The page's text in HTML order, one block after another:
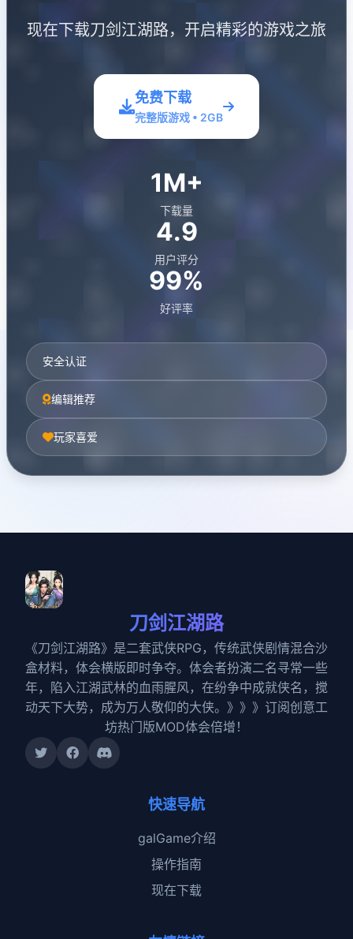
现在下载刀剑江湖路，开启精彩的游戏之旅
免费下载
完整版游戏 • 2GB
1M+
下载量
4.9
用户评分
99%
好评率
安全认证
编辑推荐
玩家喜爱
刀剑江湖路
《刀剑江湖路》是二套武侠RPG，传统武侠剧情混合沙
盒材料，体会横版即时争夺。体会者扮演二名寻常一些
年，陷入江湖武林的血雨腥风，在纷争中成就侠名，搅
动天下大势，成为万人敬仰的大侠。》》》订阅创意工
坊热门版MOD体会倍增！
快速导航
galGame介绍
操作指南
现在下载